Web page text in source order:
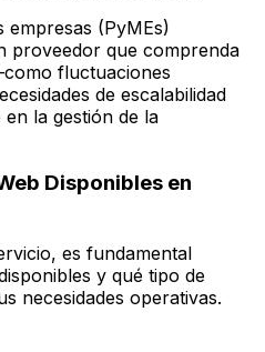
empresas (PyMEs)
proveedor que comprenda
fluctuaciones
de escalabilidad
la gestión de la
Disponibles en
es fundamental
y qué tipo de
necesidades operativas.